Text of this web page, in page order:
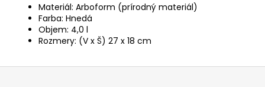
Materiál: Arboform (prírodný materiál)
Farba: Hnedá
Objem: 4,0 l
Rozmery: (V x Š) 27 x 18 cm
Z